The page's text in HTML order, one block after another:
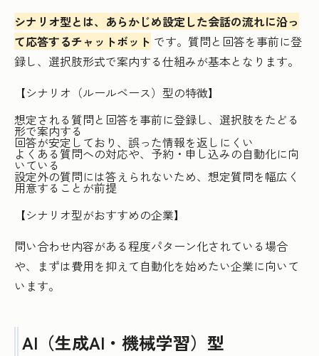
シナリオ型とは、あらかじめ設定した会話の流れに沿っ
て応答するチャットボット です。質問と回答を事前に登
録し、選択肢形式で案内する仕組みが基本となります。
【シナリオ（ルールベース）型の特徴】
想定される質問と回答を事前に登録し、選択肢をたどる
形で案内する
回答が安定しており、誤った情報を返しにくい
よくある質問への対応や、予約・申し込みの自動化に向
いている
設定外の質問には答えられないため、想定質問を幅広く
用意することが前提
【シナリオ型がおすすめの企業】
問い合わせ内容がある程度パターン化されている場合
や、まずは費用を抑えて自動化を始めたい企業に向いて
います。
AI（生成AI・機械学習）型